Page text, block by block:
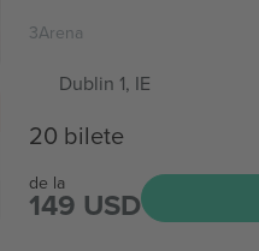
3Arena
Dublin 1, IE
20 bilete
de la
149 USD